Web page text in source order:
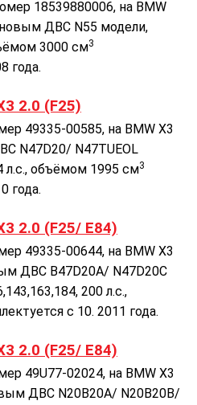
18539880006, на BMW
ДВС N55 модели,
3000 см3
года.
2.0 (F25)
49335-00585, на BMW X3
N47D20/ N47TUEOL
объёмом 1995 см3
года.
2.0 (F25/ E84)
49335-00644, на BMW X3
ДВС B47D20A/ N47D20C
200 л.с.,
с 10. 2011 года.
2.0 (F25/ E84)
49U77-02024, на BMW X3
ДВС N20B20A/ N20B20B/